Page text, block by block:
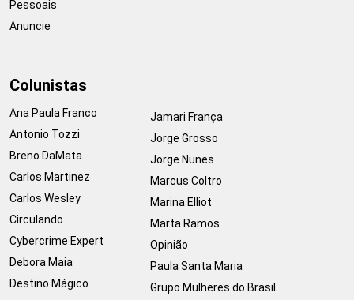
Pessoais
Anuncie
Colunistas
Ana Paula Franco
Antonio Tozzi
Breno DaMata
Carlos Martinez
Carlos Wesley
Circulando
Cybercrime Expert
Debora Maia
Destino Mágico
Jamari França
Jorge Grosso
Jorge Nunes
Marcus Coltro
Marina Elliot
Marta Ramos
Opinião
Paula Santa Maria
Grupo Mulheres do Brasil